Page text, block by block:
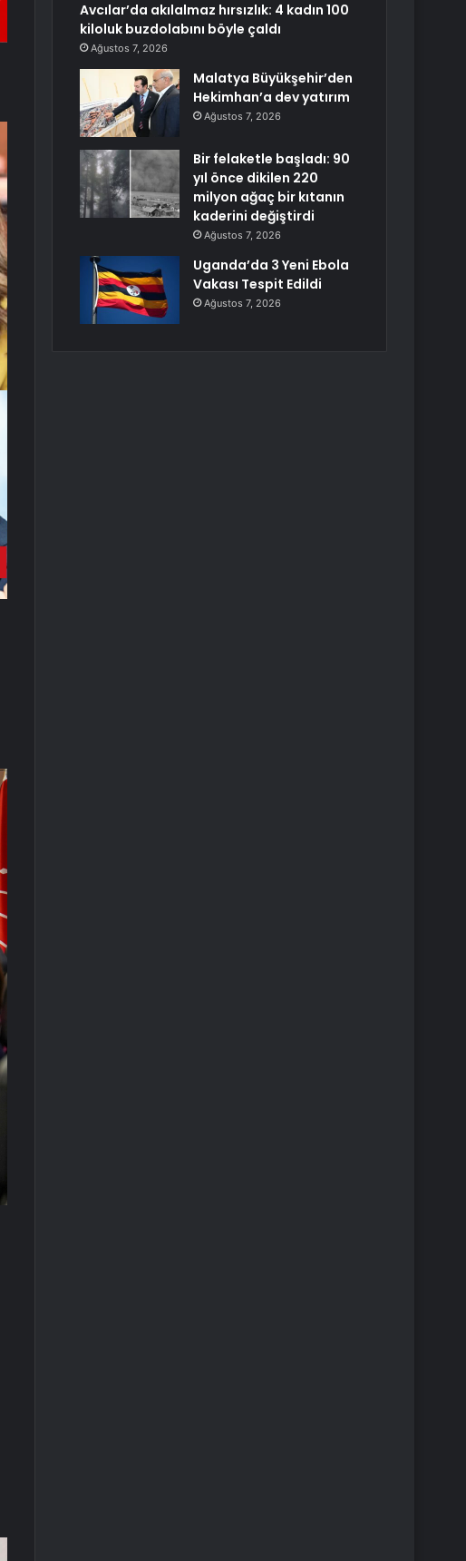
Avcılar’da akılalmaz hırsızlık: 4 kadın 100
kiloluk buzdolabını böyle çaldı
Ağustos 7, 2026
Malatya Büyükşehir’den
Hekimhan’a dev yatırım
Ağustos 7, 2026
Bir felaketle başladı: 90
yıl önce dikilen 220
milyon ağaç bir kıtanın
kaderini değiştirdi
Ağustos 7, 2026
Uganda’da 3 Yeni Ebola
Vakası Tespit Edildi
Ağustos 7, 2026